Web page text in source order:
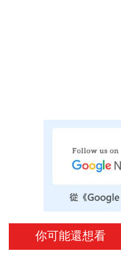
你可能還想看